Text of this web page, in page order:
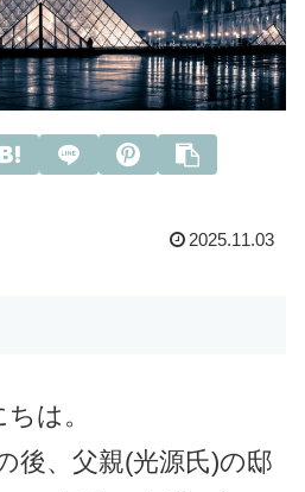
2025.11.03
は。
後、父親(光源氏)の邸